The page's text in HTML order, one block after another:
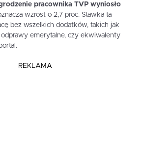
pracownika TVP wyniosło
wzrost o 2,7 proc. Stawka ta
bez wszelkich dodatków, takich jak
emerytalne, czy ekwiwalenty
REKLAMA